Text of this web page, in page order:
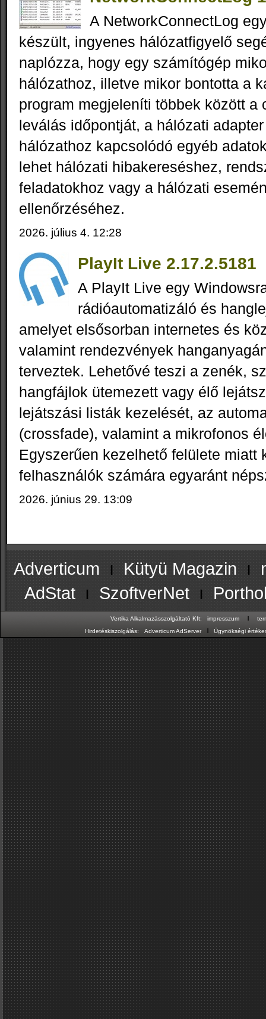
A NetworkConnectLog
készült, ingyenes hálózatfigyelő
naplózza, hogy egy számítógép
hálózathoz, illetve mikor bontotta a
program megjeleníti többek között a
leválás időpontját, a hálózati
hálózathoz kapcsolódó egyéb
lehet hálózati hibakereséshez,
feladatokhoz vagy a hálózati
ellenőrzéséhez.
2026. július 4. 12:28
PlayIt Live 2.17.2.5181
A PlayIt Live egy
rádióautomatizáló és
amelyet elsősorban internetes és
valamint rendezvények
terveztek. Lehetővé teszi a zenék,
hangfájlok ütemezett vagy élő
lejátszási listák kezelését, az
(crossfade), valamint a mikrofonos
Egyszerűen kezelhető felülete miatt
felhasználók számára egyaránt
2026. június 29. 13:09
Adverticum ı Kütyü Magazinı
AdStat ıSzoftverNetı
Vertika Alkalmazásszolgáltató Kft: impresszum ı
Hirdetéskiszolgálás:
Adverticum AdServer ıÜgynökségi